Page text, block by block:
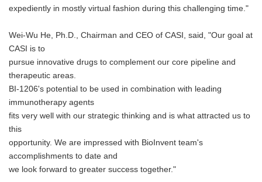
expediently in mostly virtual fashion during this challenging time."
Wei-Wu He, Ph.D., Chairman and CEO of CASI, said, "Our goal at
CASI is to
pursue innovative drugs to complement our core pipeline and
therapeutic areas.
BI-1206's potential to be used in combination with leading
immunotherapy agents
fits very well with our strategic thinking and is what attracted us to
this
opportunity. We are impressed with BioInvent team's
accomplishments to date and
we look forward to greater success together."